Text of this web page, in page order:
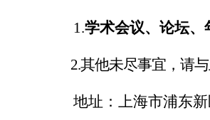
1.学术会议、论坛、
2.其他未尽事宜，请与
地址：上海市浦东